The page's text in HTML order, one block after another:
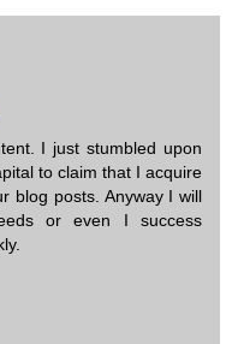
I just stumbled upon
to claim that I acquire
blog posts. Anyway I will
or even I success